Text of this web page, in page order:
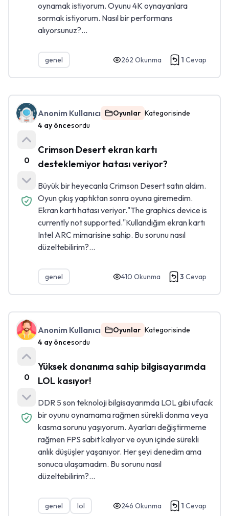
oynamak istiyorum. Oyunu 4K oynayanlara
sormak istiyorum. Nasıl bir performans
alıyorsunuz?...
genel 262 Okunma 1 Cevap
0
Anonim Kullanıcı Oyunlar Kategorisinde
4 ay öncesordu
Crimson Desert ekran kartı
desteklemiyor hatası veriyor?
Büyük bir heyecanla Crimson Desert satın aldım.
Oyun çıkış yaptıktan sonra oyuna giremedim.
Ekran kartı hatası veriyor."The graphics device is
currently not supported."Kullandığım ekran kartı
Intel ARC mimarisine sahip. Bu sorunu nasıl
düzeltebilirim?...
genel 410 Okunma 3 Cevap
0
Anonim Kullanıcı Oyunlar Kategorisinde
4 ay öncesordu
Yüksek donanıma sahip bilgisayarımda
LOL kasıyor!
DDR 5 son teknoloji bilgisayarımda LOL gibi ufacık
bir oyunu oynamama rağmen sürekli donma veya
kasma sorunu yaşıyorum. Ayarları değiştirmeme
rağmen FPS sabit kalıyor ve oyun içinde sürekli
anlık düşüşler yaşanıyor. Her şeyi denedim ama
sonuca ulaşamadım. Bu sorunu nasıl
düzeltebilirim?...
genel lol 246 Okunma 1 Cevap